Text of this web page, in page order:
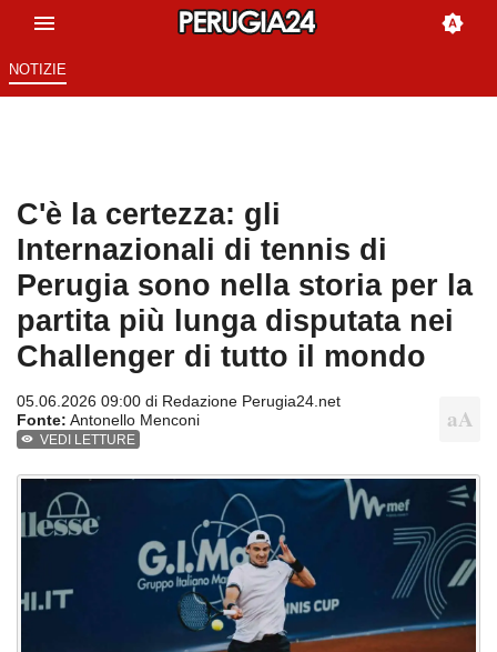
NOTIZIE
C'è la certezza: gli
Internazionali di tennis di
Perugia sono nella storia per la
partita più lunga disputata nei
Challenger di tutto il mondo
05.06.2026 09:00 di Redazione Perugia24.net
Fonte: Antonello Menconi
VEDI LETTURE